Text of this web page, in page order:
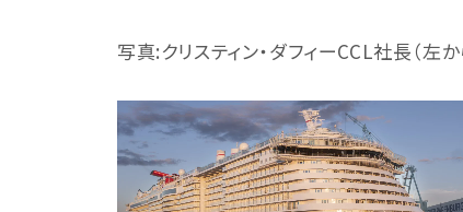
写真:クリスティン・ダフィーCCL社長（左